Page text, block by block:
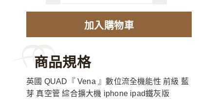
加入購物車
商品規格
英國 QUAD『 Vena 』數位流全機能性 前級 藍
芽 真空管 綜合擴大機 iphone ipad鐵灰版